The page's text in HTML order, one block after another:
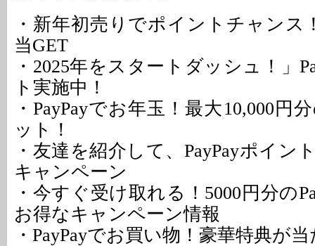
・新年初売りでポイントチャンス
当GET
・2025年をスタートダッシュ！」
ト実施中！
・PayPayでお年玉！最大10,000円
ット！
・友達を紹介して、PayPayポイン
キャンペーン
・今すぐ受け取れる！5000円分の
お得なキャンペーン情報
・PayPayでお買い物！豪華特典が